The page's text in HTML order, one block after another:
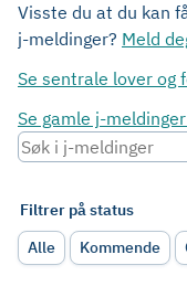
Visste du at du kan
j-meldinger? Meld
Se sentrale lover og
Se gamle j-
Filtrer på status
Alle
Kommende